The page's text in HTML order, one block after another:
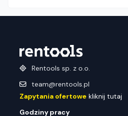
Rentools sp. z o.o.
team@rentools.pl
Zapytania ofertowe kliknij tutaj
Godziny pracy